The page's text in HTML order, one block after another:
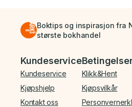
Boktips og inspirasjon fra
største bokhandel
Bunnmeny
Kundeservice
Kundeservice
Kjøpshjelp
Kontakt oss
Klikk&Hent
Kjøpsvilkår